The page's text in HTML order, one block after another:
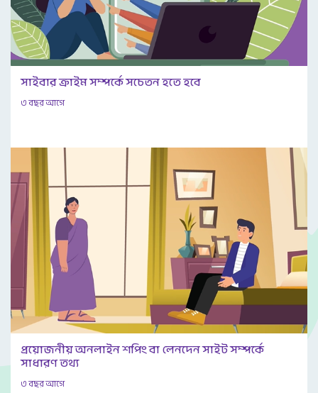
সাইবার ক্রাইম সম্পর্কে সচেতন হতে হবে
৩ বছর আগে
প্রয়োজনীয় অনলাইন শপিং বা লেনদেন সাইট সম্পর্কে
সাধারণ তথ্য
৩ বছর আগে